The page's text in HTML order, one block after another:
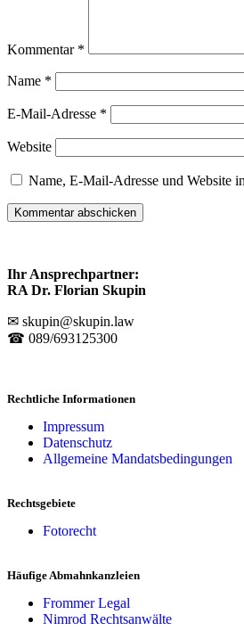
Kommentar *
Name *
E-Mail-Adresse *
Website
Name, E-Mail-Adresse und Website
Ihr Ansprechpartner:
RA Dr. Florian Skupin
✉ skupin@skupin.law
☎ 089/693125300
Rechtliche Informationen
Impressum
Datenschutz
Allgemeine Mandatsbedingungen
Rechtsgebiete
Fotorecht
Häufige Abmahnkanzleien
Frommer Legal
Nimrod Rechtsanwälte